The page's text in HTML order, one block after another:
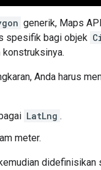
generik, Maps
spesifik bagi objek
konstruksinya.
Anda harus
LatLng .
meter.
didefinisikan